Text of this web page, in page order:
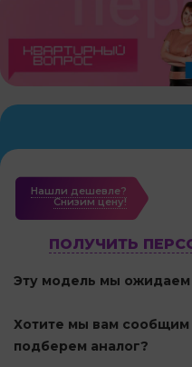
Нашли дешевле?
Cнизим цену!
ПОЛУЧИТЬ
Эту модель мы ожидаем
Хотите мы вам сообщим
подберем аналог?